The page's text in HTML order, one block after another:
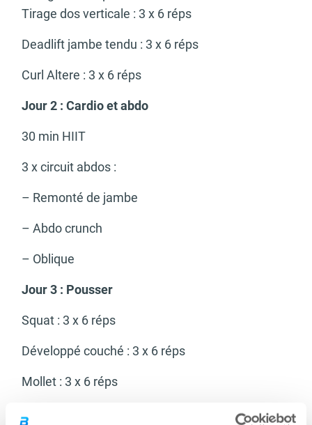
Tirage dos verticale : 3 x 6 réps
Deadlift jambe tendu : 3 x 6 réps
Curl Altere : 3 x 6 réps
Jour 2 : Cardio et abdo
30 min HIIT
3 x circuit abdos :
– Remonté de jambe
– Abdo crunch
– Oblique
Jour 3 : Pousser
Squat : 3 x 6 réps
Développé couché : 3 x 6 réps
Mollet : 3 x 6 réps